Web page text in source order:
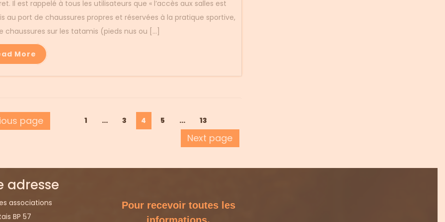
Il est rappelé à tous les utilisateurs que « l’accès aux salles est
au port de chaussures propres et réservées à la pratique sportive,
chaussures sur les tatamis (pieds nus ou […]
More
page Page
1 … Page
3 Page
4 Page
5 … Page
13
Next page
adresse
associations
BP 57
Pour recevoir toutes les